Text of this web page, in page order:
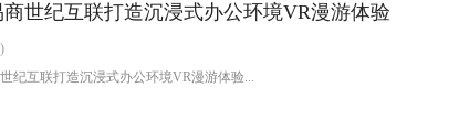
世纪互联打造沉浸式办公环境VR漫游体验
纪互联打造沉浸式办公环境VR漫游体验...